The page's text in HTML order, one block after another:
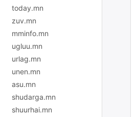
today.mn
zuv.mn
mminfo.mn
ugluu.mn
urlag.mn
unen.mn
asu.mn
shudarga.mn
shuurhai.mn